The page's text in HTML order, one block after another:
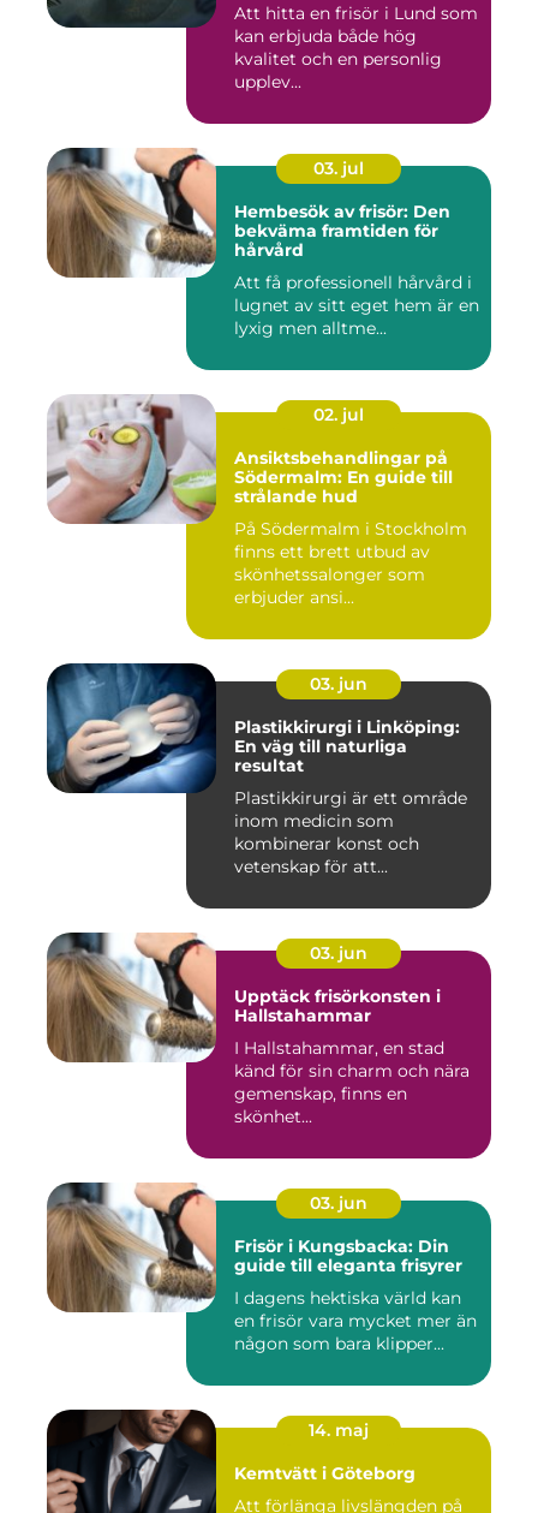
Att hitta en frisör i Lund som
kan erbjuda både hög
kvalitet och en personlig
upplev...
03. jul
Hembesök av frisör: Den
bekväma framtiden för
hårvård
Att få professionell hårvård i
lugnet av sitt eget hem är en
lyxig men alltme...
02. jul
Ansiktsbehandlingar på
Södermalm: En guide till
strålande hud
På Södermalm i Stockholm
finns ett brett utbud av
skönhetssalonger som
erbjuder ansi...
03. jun
Plastikkirurgi i Linköping:
En väg till naturliga
resultat
Plastikkirurgi är ett område
inom medicin som
kombinerar konst och
vetenskap för att...
03. jun
Upptäck frisörkonsten i
Hallstahammar
I Hallstahammar, en stad
känd för sin charm och nära
gemenskap, finns en
skönhet...
03. jun
Frisör i Kungsbacka: Din
guide till eleganta frisyrer
I dagens hektiska värld kan
en frisör vara mycket mer än
någon som bara klipper...
14. maj
Kemtvätt i Göteborg
Att förlänga livslängden på